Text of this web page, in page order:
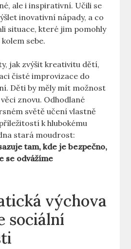
ale i inspirativní. Učili se
inovativní nápady, a co
situace, které jim pomohly
sebe.
jak zvýšit kreativitu dětí,
čisté improvizace do
Děti by měly mít možnost
znovu. Odhodlané
světě učení vlastně
k hlubokému
stará moudrost:
tam, kde je bezpečno,
se odvážíme
výchova
sociální